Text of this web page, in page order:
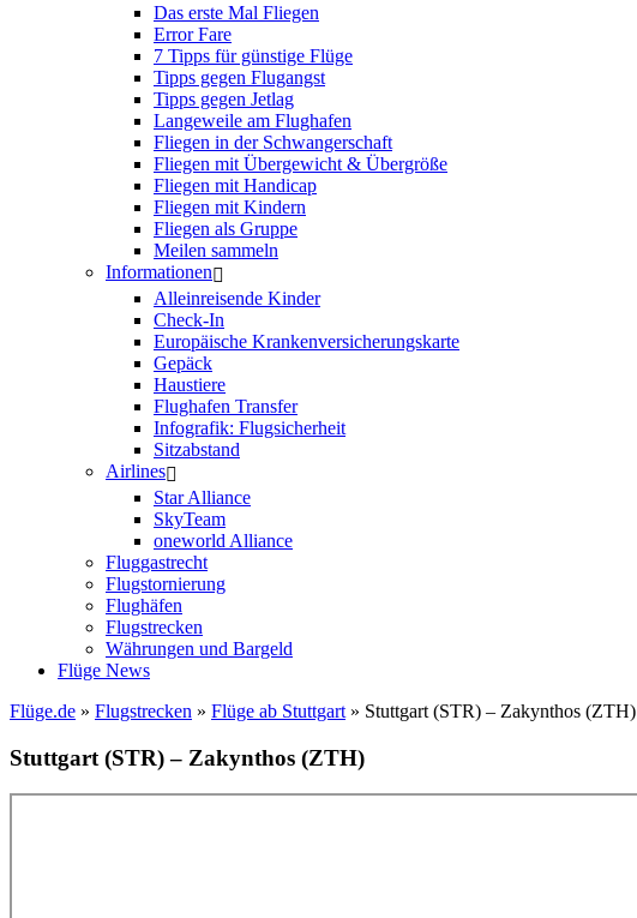
Das erste Mal Fliegen
Error Fare
7 Tipps für günstige Flüge
Tipps gegen Flugangst
Tipps gegen Jetlag
Langeweile am Flughafen
Fliegen in der Schwangerschaft
Fliegen mit Übergewicht & Übergröße
Fliegen mit Handicap
Fliegen mit Kindern
Fliegen als Gruppe
Meilen sammeln
Informationen
Alleinreisende Kinder
Check-In
Europäische Krankenversicherungskarte
Gepäck
Haustiere
Flughafen Transfer
Infografik: Flugsicherheit
Sitzabstand
Airlines
Star Alliance
SkyTeam
oneworld Alliance
Fluggastrecht
Flugstornierung
Flughäfen
Flugstrecken
Währungen und Bargeld
Flüge News
Flüge.de » Flugstrecken » Flüge ab Stuttgart » Stuttgart (STR) – Zakynthos (ZTH)
Stuttgart (STR) – Zakynthos (ZTH)